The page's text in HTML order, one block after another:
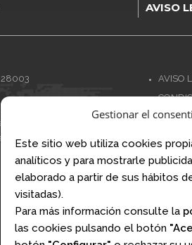
Gestionar el
Este sitio web utiliza cookies
analíticos y para mostrarle
elaborado a partir de sus hábitos
visitadas).
Para más información consulte la
las cookies pulsando el botón
28003
AVISO
AVISO
Financiado